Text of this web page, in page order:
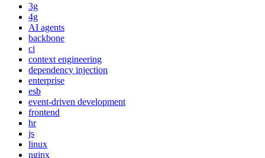
3g
4g
AI agents
backbone
ci
context engineering
dependency injection
enterprise
esb
event-driven development
frontend
hr
js
linux
nginx